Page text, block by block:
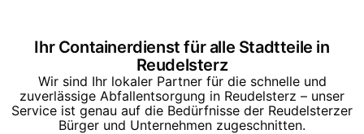
Ihr Containerdienst für alle Stadtteile in
Reudelsterz
Wir sind Ihr lokaler Partner für die schnelle und
zuverlässige Abfallentsorgung in Reudelsterz – unser
Service ist genau auf die Bedürfnisse der Reudelsterzer
Bürger und Unternehmen zugeschnitten.